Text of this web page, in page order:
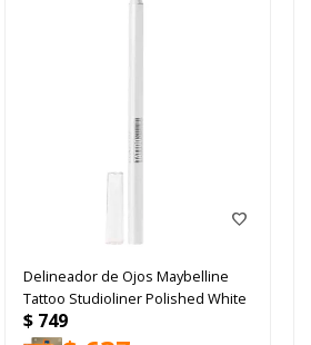
Delineador de Ojos Maybelline
Tattoo Studioliner Polished White
$ 749